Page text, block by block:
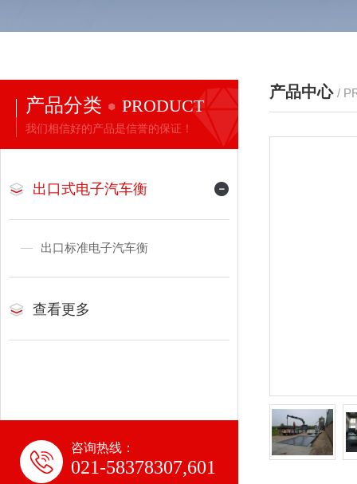
产品分类 PRODUCT
我们相信好的产品是信誉的保证！
出口式电子汽车衡
出口标准电子汽车衡
查看更多
咨询热线：
021-58378307,601
产品中心 /